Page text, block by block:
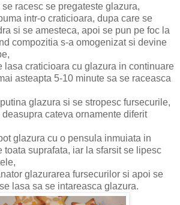
racesc se pregateste glazura,
intr-o craticioara, dupa care se
si se amesteca, apoi se pun pe foc la
compozitia s-a omogenizat si devine
lasa craticioara cu glazura in continuare
asteapta 5-10 minute sa se raceasca
glazura si se stropesc fursecurile,
cateva ornamente diferit
glazura cu o pensula inmuiata in
toata suprafata, iar la sfarsit se lipesc
glazurarea fursecurilor si apoi se
lasa sa se intareasca glazura.